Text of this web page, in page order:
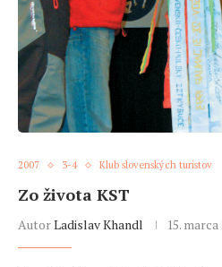
2007 3-4 Klub slovenských turistov
Zo života KST
AutorLadislav Khandl 15. marca